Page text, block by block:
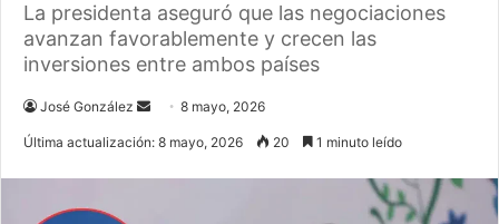
La presidenta aseguró que las negociaciones
avanzan favorablemente y crecen las
inversiones entre ambos países
José González
Send8 mayo, 2026
Última actualización: 8 mayo, 2026 20 1 minuto leído